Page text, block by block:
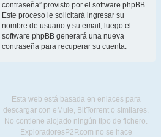
contraseña” provisto por el software phpBB.
Este proceso le solicitará ingresar su
nombre de usuario y su email, luego el
software phpBB generará una nueva
contraseña para recuperar su cuenta.
Esta web está basada en enlaces para
descargar con eMule, BitTorrent o similares.
No contiene alojado ningún tipo de fichero.
ExploradoresP2P.com no se hace